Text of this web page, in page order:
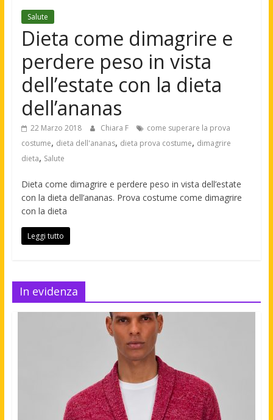
Salute
Dieta come dimagrire e
perdere peso in vista
dell’estate con la dieta
dell’ananas
22 Marzo 2018 Chiara F
come superare la prova
costume, dieta dell'ananas, dieta prova costume, dimagrire
dieta, Salute
Dieta come dimagrire e perdere peso in vista dell’estate
con la dieta dell’ananas. Prova costume come dimagrire
con la dieta
Leggi tutto
In evidenza